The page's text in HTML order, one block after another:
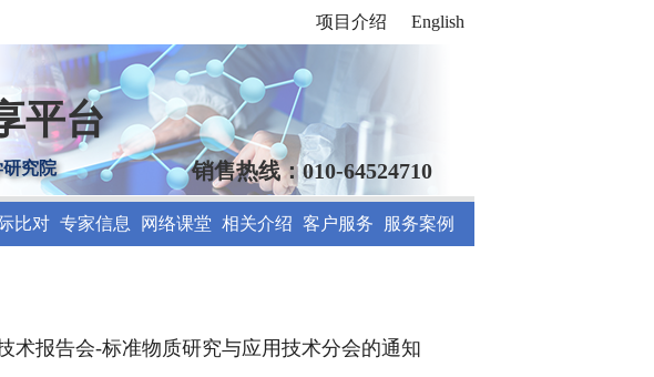
项目介绍 English
平台
究院 销售热线：010-64524710
比对 专家信息 网络课堂 相关介绍 客户服务 服务案例
术报告会-标准物质研究与应用技术分会的通知